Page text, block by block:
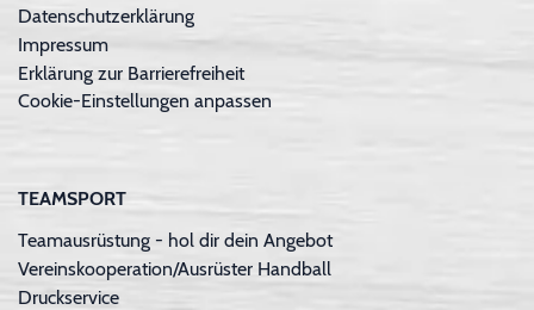
Datenschutzerklärung
Impressum
Erklärung zur Barrierefreiheit
Cookie-Einstellungen anpassen
TEAMSPORT
Teamausrüstung - hol dir dein Angebot
Vereinskooperation/Ausrüster Handball
Druckservice